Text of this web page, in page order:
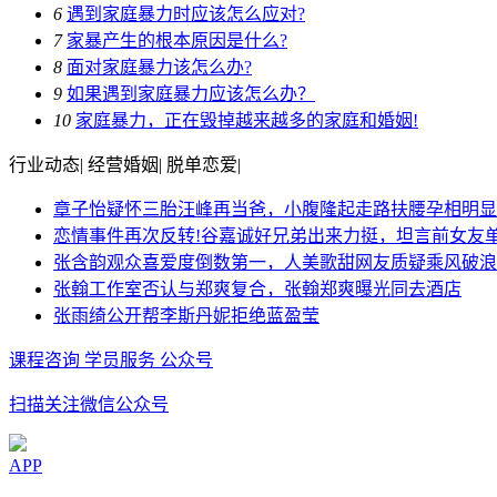
6 遇到家庭暴力时应该怎么应对?
7 家暴产生的根本原因是什么?
8 面对家庭暴力该怎么办?
9 如果遇到家庭暴力应该怎么办？
10 家庭暴力，正在毁掉越来越多的家庭和婚姻!
行业动态| 经营婚姻| 脱单恋爱|
章子怡疑怀三胎汪峰再当爸，小腹隆起走路扶腰孕相明显
恋情事件再次反转!谷嘉诚好兄弟出来力挺，坦言前女友
张含韵观众喜爱度倒数第一，人美歌甜网友质疑乘风破
张翰工作室否认与郑爽复合，张翰郑爽曝光同去酒店
张雨绮公开帮李斯丹妮拒绝蓝盈莹
课程咨询 学员服务 公众号
扫描关注微信公众号
APP